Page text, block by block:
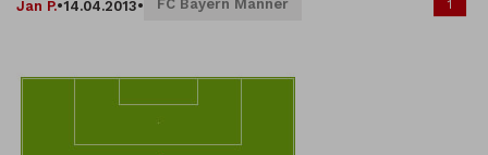
Jan P.•14.04.2013• FC Bayern Männer 1